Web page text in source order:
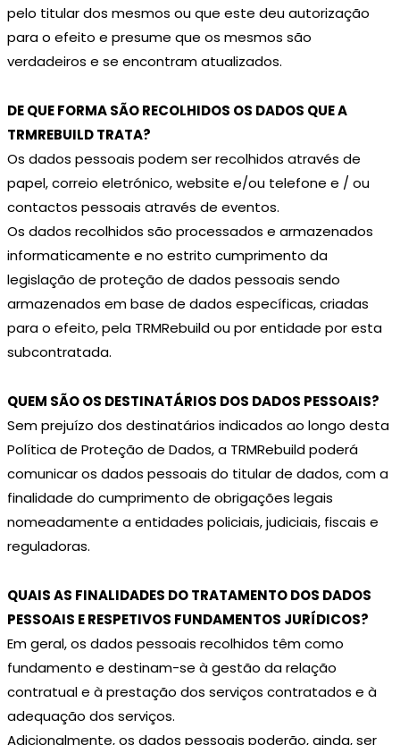
pelo titular dos mesmos ou que este deu autorização
para o efeito e presume que os mesmos são
verdadeiros e se encontram atualizados.
DE QUE FORMA SÃO RECOLHIDOS OS DADOS QUE A
TRMREBUILD TRATA?
Os dados pessoais podem ser recolhidos através de
papel, correio eletrónico, website e/ou telefone e / ou
contactos pessoais através de eventos.
Os dados recolhidos são processados e armazenados
informaticamente e no estrito cumprimento da
legislação de proteção de dados pessoais sendo
armazenados em base de dados específicas, criadas
para o efeito, pela TRMRebuild ou por entidade por esta
subcontratada.
QUEM SÃO OS DESTINATÁRIOS DOS DADOS PESSOAIS?
Sem prejuízo dos destinatários indicados ao longo desta
Política de Proteção de Dados, a TRMRebuild poderá
comunicar os dados pessoais do titular de dados, com a
finalidade do cumprimento de obrigações legais
nomeadamente a entidades policiais, judiciais, fiscais e
reguladoras.
QUAIS AS FINALIDADES DO TRATAMENTO DOS DADOS
PESSOAIS E RESPETIVOS FUNDAMENTOS JURÍDICOS?
Em geral, os dados pessoais recolhidos têm como
fundamento e destinam-se à gestão da relação
contratual e à prestação dos serviços contratados e à
adequação dos serviços.
Adicionalmente, os dados pessoais poderão, ainda, ser